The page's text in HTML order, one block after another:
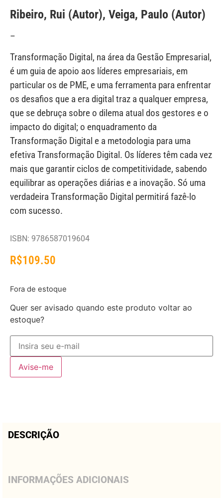
Ribeiro, Rui (Autor), Veiga, Paulo (Autor)
–
Transformação Digital, na área da Gestão Empresarial,
é um guia de apoio aos líderes empresariais, em
particular os de PME, e uma ferramenta para enfrentar
os desafios que a era digital traz a qualquer empresa,
que se debruça sobre o dilema atual dos gestores e o
impacto do digital; o enquadramento da
Transformação Digital e a metodologia para uma
efetiva Transformação Digital. Os líderes têm cada vez
mais que garantir ciclos de competitividade, sabendo
equilibrar as operações diárias e a inovação. Só uma
verdadeira Transformação Digital permitirá fazê-lo
com sucesso.
ISBN: 9786587019604
R$109.50
Fora de estoque
Quer ser avisado quando este produto voltar ao
estoque?
Avise-me
DESCRIÇÃO
INFORMAÇÕES ADICIONAIS